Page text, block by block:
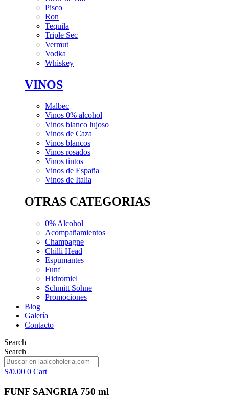
Pisco
Ron
Tequila
Triple Sec
Vermut
Vodka
Whiskey
VINOS
Malbec
Vinos 0% alcohol
Vinos blanco lujoso
Vinos de Caza
Vinos blancos
Vinos rosados
Vinos tintos
Vinos de España
Vinos de Italia
OTRAS CATEGORIAS
0% Alcohol
Acompañamientos
Champagne
Chilli Head
Espumantes
Funf
Hidromiel
Schmitt Sohne
Promociones
Blog
Galería
Contacto
Search
Search
S/0.00 0 Cart
FUNF SANGRIA 750 ml